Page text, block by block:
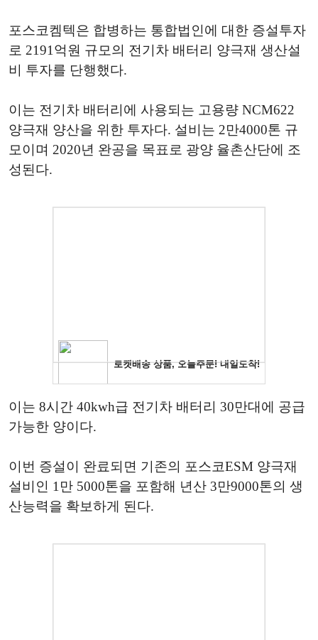
포스코켐텍은 합병하는 통합법인에 대한 증설투자
로 2191억원 규모의 전기차 배터리 양극재 생산설
비 투자를 단행했다.
이는 전기차 배터리에 사용되는 고용량 NCM622
양극재 양산을 위한 투자다. 설비는 2만4000톤 규
모이며 2020년 완공을 목표로 광양 율촌산단에 조
성된다.
이는 8시간 40kwh급 전기차 배터리 30만대에 공급
가능한 양이다.
이번 증설이 완료되면 기존의 포스코ESM 양극재
설비인 1만 5000톤을 포함해 년산 3만9000톤의 생
산능력을 확보하게 된다.